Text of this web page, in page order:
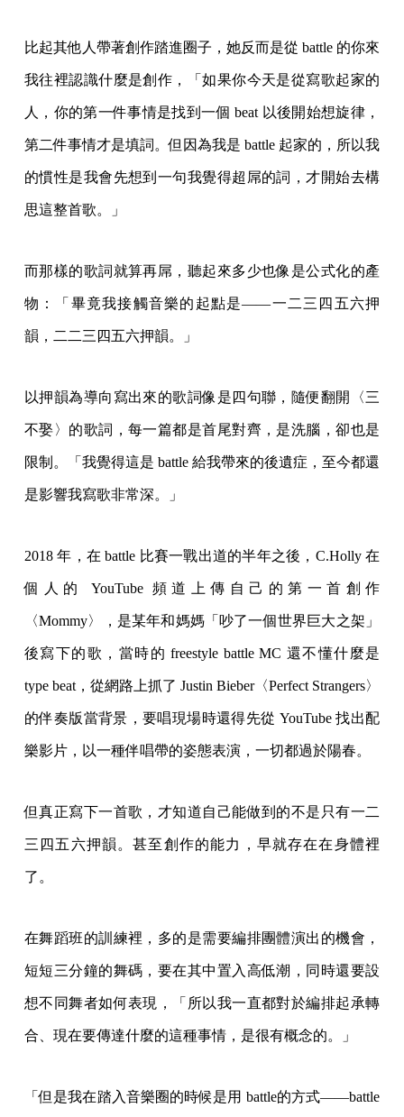
比起其他人帶著創作踏進圈子，她反而是從 battle 的你來
我往裡認識什麼是創作，「如果你今天是從寫歌起家的
人，你的第一件事情是找到一個 beat 以後開始想旋律，
第二件事情才是填詞。但因為我是 battle 起家的，所以我
的慣性是我會先想到一句我覺得超屌的詞，才開始去構
思這整首歌。」
而那樣的歌詞就算再屌，聽起來多少也像是公式化的產
物：「畢竟我接觸音樂的起點是——一二三四五六押
韻，二二三四五六押韻。」
以押韻為導向寫出來的歌詞像是四句聯，隨便翻開〈三
不娶〉的歌詞，每一篇都是首尾對齊，是洗腦，卻也是
限制。「我覺得這是 battle 給我帶來的後遺症，至今都還
是影響我寫歌非常深。」
2018 年，在 battle 比賽一戰出道的半年之後，C.Holly 在
個人的 YouTube 頻道上傳自己的第一首創作
〈Mommy〉，是某年和媽媽「吵了一個世界巨大之架」
後寫下的歌，當時的 freestyle battle MC 還不懂什麼是
type beat，從網路上抓了 Justin Bieber〈Perfect Strangers〉
的伴奏版當背景，要唱現場時還得先從 YouTube 找出配
樂影片，以一種伴唱帶的姿態表演，一切都過於陽春。
但真正寫下一首歌，才知道自己能做到的不是只有一二
三四五六押韻。甚至創作的能力，早就存在在身體裡
了。
在舞蹈班的訓練裡，多的是需要編排團體演出的機會，
短短三分鐘的舞碼，要在其中置入高低潮，同時還要設
想不同舞者如何表現，「所以我一直都對於編排起承轉
合、現在要傳達什麼的這種事情，是很有概念的。」
「但是我在踏入音樂圈的時候是用 battle的方式——battle